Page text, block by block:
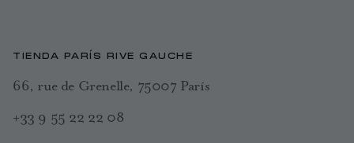
TIENDA PARÍS RIVE GAUCHE
66, rue de Grenelle, 75007 París
+33 9 55 22 22 08